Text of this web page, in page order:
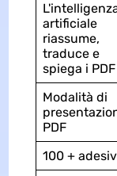
artificiale
riassume,
traduce e
spiega i PDF
Modalità di
PDF
100 +